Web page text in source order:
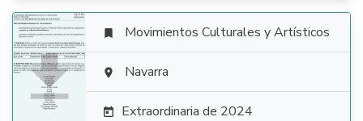

 Movimientos Culturales y Artísticos
 Navarra
 Extraordinaria de 2024